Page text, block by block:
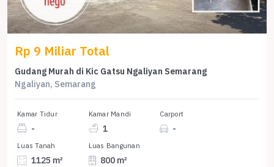
Rp 9 Miliar Total
Gudang Murah di Kic Gatsu Ngaliyan Semarang
Ngaliyan, Semarang
Kamar Tidur
-
Kamar Mandi
1
Carport
-
Luas Tanah
1125 m²
Luas Bangunan
800 m²